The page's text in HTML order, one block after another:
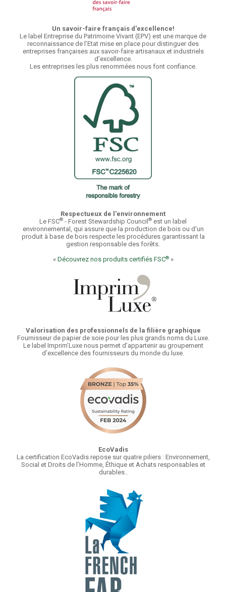
Un savoir-faire français d'excellence!
Le label Entreprise du Patrimoine Vivant (EPV) est une marque de
reconnaissance de l’Etat mise en place pour distinguer des
entreprises françaises aux savoir-faire artisanaux et industriels
d’excellence.
Les entreprises les plus renommées nous font confiance.
Respectueux de l'environnement
Le FSC® - Forest Stewardship Council ® est un label
environnemental, qui assure que la production de bois ou d'un
produit à base de bois respecte les procédures garantissant la
gestion responsable des forêts.
« Découvrez nos produits certifiés FSC®»
Valorisation des professionnels de la filière graphique
Fournisseur de papier de soie pour les plus grands noms du Luxe.
Le label Imprim’Luxe nous permet d’appartenir au groupement
d’excellence des fournisseurs du monde du luxe.
EcoVadis
La certification EcoVadis repose sur quatre piliers : Environnement,
Social et Droits de l’Homme, Éthique et Achats responsables et
durables..